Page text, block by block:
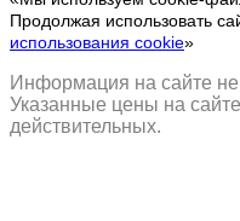
Продолжая использовать
использования cookie»
Информация на сайте
Указанные цены на
действительных.